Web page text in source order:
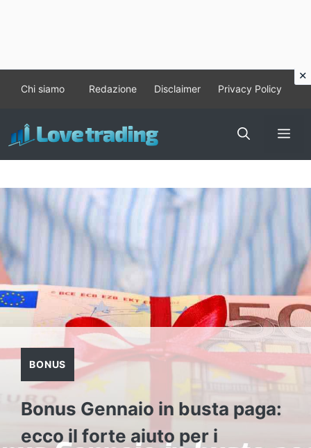
contenuto
Chi siamo Redazione Disclaimer Privacy Policy
BONUS
Bonus Gennaio in busta paga:
ecco il forte aiuto per i